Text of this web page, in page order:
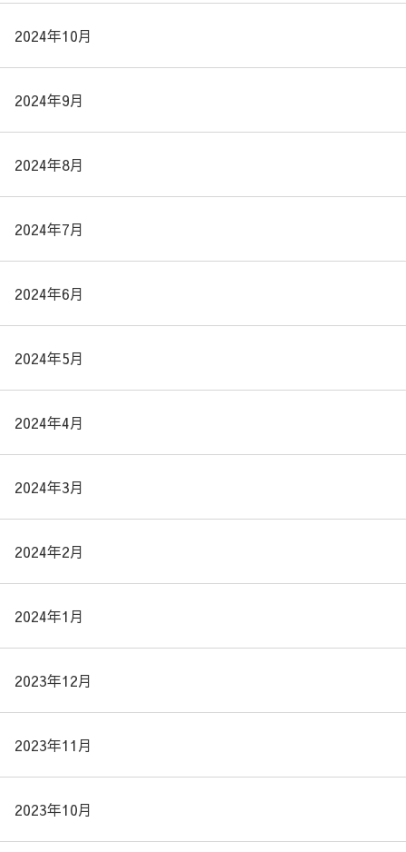
2024年10月
2024年9月
2024年8月
2024年7月
2024年6月
2024年5月
2024年4月
2024年3月
2024年2月
2024年1月
2023年12月
2023年11月
2023年10月